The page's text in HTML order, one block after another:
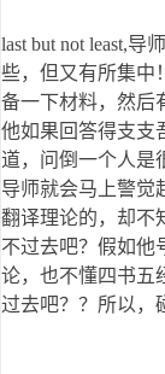
last but not least,
些，但又有所集中
备一下材料，然后
他如果回答得支支
道，问倒一个人是
导师就会马上警觉
翻译理论的，却不
不过去吧？假如他
论，也不懂四书五
过去吧？？所以，